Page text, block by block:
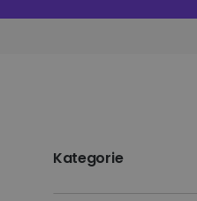
Kategorie